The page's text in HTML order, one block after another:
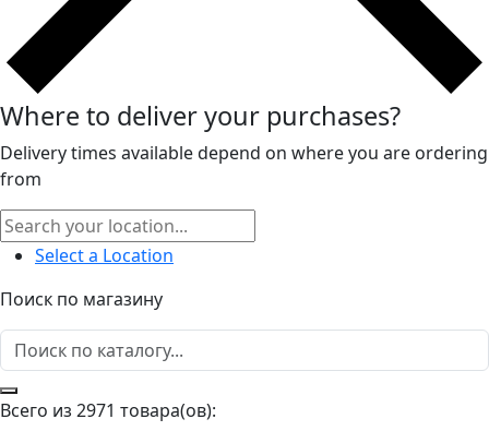
Where to deliver your purchases?
Delivery times available depend on where you are ordering
from
Select a Location
Поиск по магазину
Всего из 2971 товара(ов):